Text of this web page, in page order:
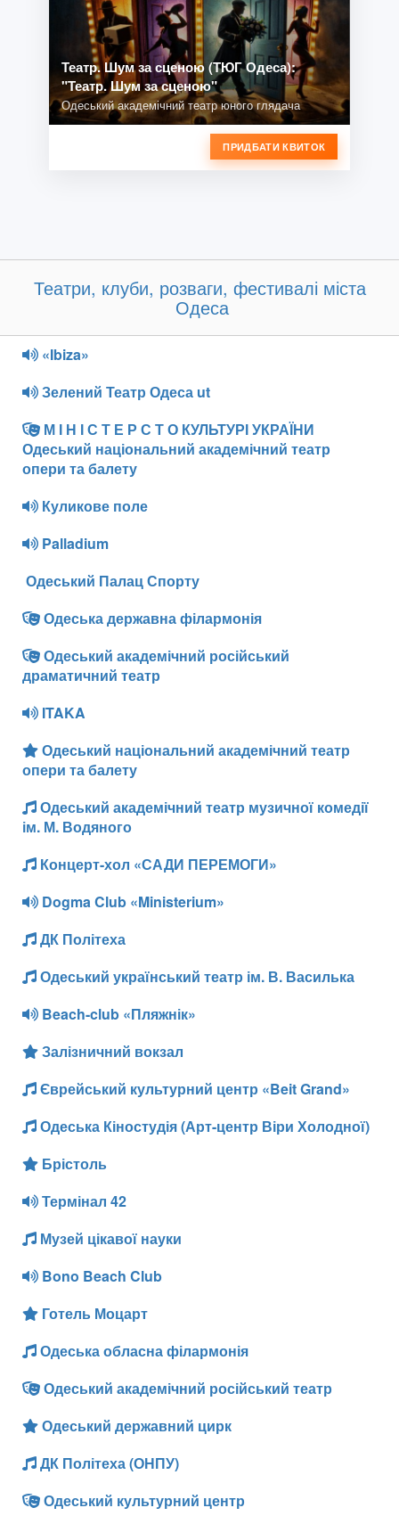
Театр. Шум за сценою (ТЮГ Одеса):
"Театр. Шум за сценою"
Одеський академічний театр юного глядача
ПРИДБАТИ КВИТОК
Театри, клуби, розваги, фестивалі міста
Одеса
«Ibiza»
Зелений Театр Одеса ut
М І Н І С Т Е Р С Т О КУЛЬТУРІ УКРАЇНИ
Одеський національний академічний театр
опери та балету
Куликове поле
Palladium
Одеський Палац Спорту
Одеська державна філармонія
Одеський академічний російський
драматичний театр
ITAKA
Одеський національний академічний театр
опери та балету
Одеський академічний театр музичної комедії
ім. М. Водяного
Концерт-хол «САДИ ПЕРЕМОГИ»
Dogma Club «Ministerium»
ДК Політеха
Одеський український театр ім. В. Василька
Beach-club «Пляжнік»
Залізничний вокзал
Єврейський культурний центр «Beit Grand»
Одеська Кіностудія (Арт-центр Віри Холодної)
Брістоль
Термінал 42
Музей цікавої науки
Bono Beach Club
Готель Моцарт
Одеська обласна філармонія
Одеський академічний російський театр
Одеський державний цирк
ДК Політеха (ОНПУ)
Одеський культурний центр